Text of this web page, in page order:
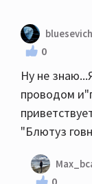
bluesevich
0
Ну не
проводом
"Блютуз